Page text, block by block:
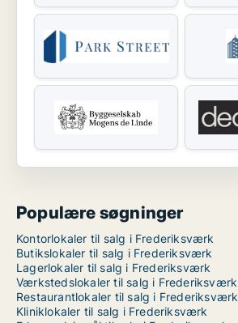
Populære søgninger
Kontorlokaler til salg i Frederiksværk
Butikslokaler til salg i Frederiksværk
Lagerlokaler til salg i Frederiksværk
Værkstedslokaler til salg i Frederiksværk
Restaurantlokaler til salg i Frederiksværk
Kliniklokaler til salg i Frederiksværk